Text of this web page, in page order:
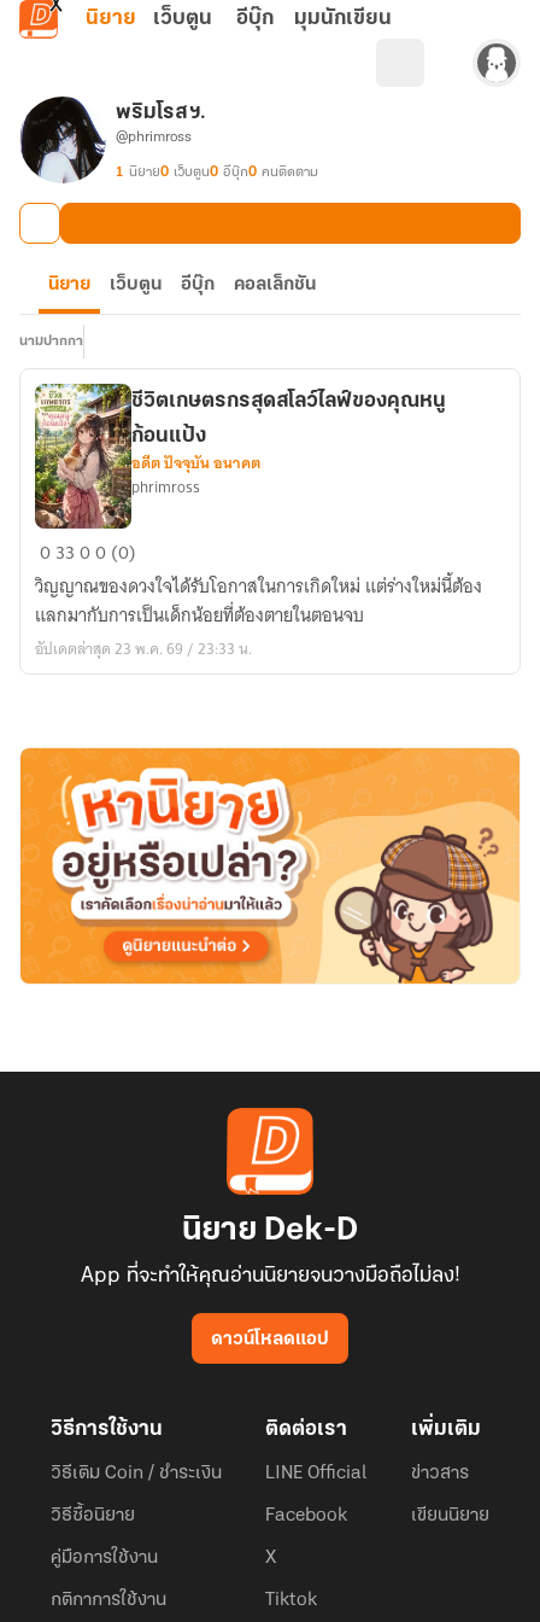
ข้ามไปยังเนื้อหาหลัก
นิยาย เว็บตูน อีบุ๊ก มุมนักเขียน
พริมโรส ฯ.
@phrimross
1 นิยาย0 เว็บตูน0 อีบุ๊ก0 คนติดตาม
นิยาย เว็บตูน อีบุ๊ก คอลเล็กชัน
นามปากกา
ชีวิต
เกษตร
กร
สุด
ส
ของ
คุณ
หนู
ก้อน
แป้ง
ชีวิตเกษตรกรสุดสโลว์ไลฟ์ของคุณหนู
ก้อนแป้ง
อดีต ปัจจุบัน อนาคต
phrimross
03300 (0)
วิญญาณของดวงใจได้รับโอกาสในการเกิดใหม่ แต่ร่างใหม่นี้ต้อง
แลกมากับการเป็นเด็กน้อยที่ต้องตายในตอนจบ
อัปเดตล่าสุด 23 พ.ค. 69 / 23:33 น.
นิยาย Dek-D
App ที่จะทำให้คุณอ่านนิยายจนวางมือถือไม่ลง!
ดาวน์โหลดแอป
วิธีการใช้งาน
วิธีเติม Coin / ชำระเงิน
วิธีซื้อนิยาย
คู่มือการใช้งาน
กติกาการใช้งาน
ติดต่อเรา
LINE Official
Facebook
X
Tiktok
เพิ่มเติม
ข่าวสาร
เขียนนิยาย